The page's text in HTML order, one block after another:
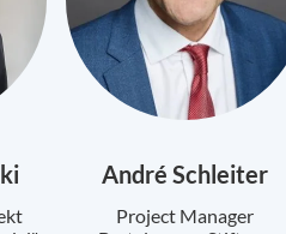
André Schleiter
Project Manager